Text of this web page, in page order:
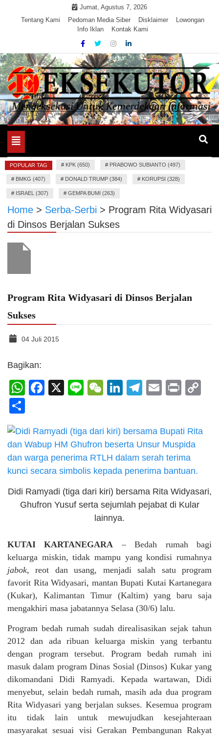
Jumat, Agustus 7, 2026
Tentang Kami
Pedoman Media Siber Disklaimer
Lowongan
Info Iklan
Kontak Kami
EKSEKUTOR
Mengeksekusi Berita Untuk Kemerdekaan dan Keadilan
Toggle
navigation
POPULAR TAG # KPK (650) # PRABOWO SUBIANTO (497)
# BMKG (407) # DONALD TRUMP (384) # KORUPSI (328)
# ISRAEL (307) # GEMPA BUMI (263)
Home > Serba-Serbi > Program Rita Widyasari
di Dinsos Berjalan Sukses
Program Rita Widyasari di Dinsos Berjalan
Sukses
04 Juli 2015
Bagikan:
WhatsApp
Facebook
X LineWeChat
LinkedIn
Telegram
Email
Print
Didi Ramyadi (tiga dari kiri) bersama Rita Widyasari,
Ghufron Yusuf serta sejumlah pejabat di Kular
lainnya.
KUTAI KARTANEGARA – Bedah rumah bagi
keluarga miskin, tidak mampu yang kondisi rumahnya
jabok, reot dan usang, menjadi salah satu program
favorit Rita Widyasari, mantan Bupati Kutai Kartanegara
(Kukar), Kalimantan Timur (Kaltim) yang baru saja
mengakhiri masa jabatannya Selasa (30/6) lalu.
Program bedah rumah sudah direalisasikan sejak tahun
2012 dan ada ribuan keluarga miskin yang terbantu
dengan program tersebut. Program bedah rumah ini
masuk dalam program Dinas Sosial (Dinsos) Kukar yang
dikomandani Didi Ramyadi. Kepada wartawan, Didi
menyebut, selain bedah rumah, masih ada dua program
Rita Widyasari yang berjalan sukses. Kesemua program
itu tidak lain untuk mewujudkan kesejahteraan
masyarakat sesuai visi Gerakan Pembangunan Rakyat